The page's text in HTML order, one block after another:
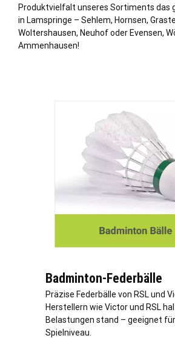
Produktvielfalt unseres Sortiments das
in Lamspringe – Sehlem, Hornsen,
Woltershausen, Neuhof oder Evensen,
Ammenhausen!
Badminton-Federbälle
Präzise Federbälle von RSL und
Herstellern wie Victor und RSL
Belastungen stand – geeignet
Spielniveau.